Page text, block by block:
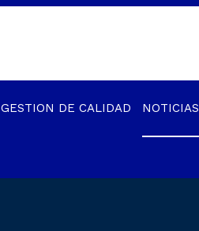
GESTION DE CALIDAD NOTICIAS